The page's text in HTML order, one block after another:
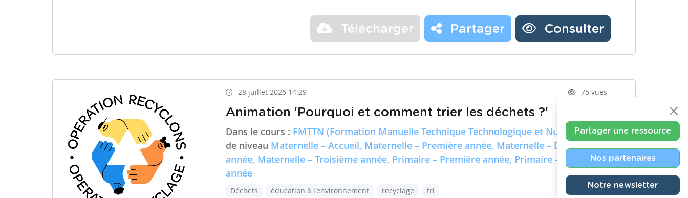
Télécharger Partager Consulter
28 juillet 2026 14:29 75 vues
Animation 'Pourquoi et comment trier les déchets ?'
Dans le cours : FMTTN (Formation Manuelle Technique Technologique et Numérique)
de niveau Maternelle – Accueil, Maternelle – Première année, Maternelle – Deuxième
année, Maternelle – Troisième année, Primaire – Première année, Primaire – Deuxième
année
Déchets éducation à l'environnement recyclage tri
Partager une ressource
Nos partenaires
Notre newsletter